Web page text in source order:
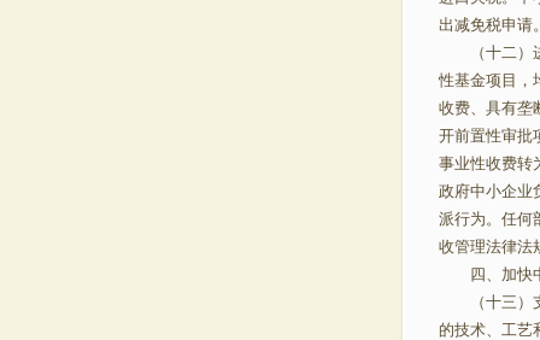
出减免税申请
（十二）进
性基金项目，
收费、具有垄
开前置性审批
事业性收费转
政府中小企业
派行为。任何
收管理法律法
四、加快中
（十三）支
的技术、工艺